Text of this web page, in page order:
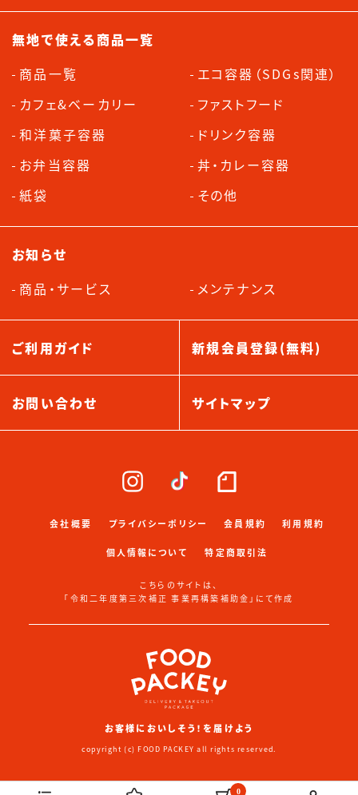
無地で使える商品一覧
商品一覧
エコ容器（SDGs関連）
カフェ&ベーカリー
ファストフード
和洋菓子容器
ドリンク容器
お弁当容器
丼・カレー容器
紙袋
その他
お知らせ
商品・サービス
メンテナンス
ご利用ガイド 新規会員登録(無料)
お問い合わせ サイトマップ
会社概要 プライバシーポリシー 会員規約 利用規約
個人情報について 特定商取引法
こちらのサイトは、
「令和二年度第三次補正 事業再構築補助金」にて作成
お客様においしそう！を届けよう
copyright (c) FOOD PACKEY all rights reserved.
0